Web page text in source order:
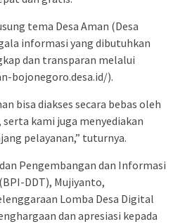
tema Desa Aman (Desa
informasi yang dibutuhkan
dan transparan melalui
bojonegoro.desa.id/).
bisa diakses secara bebas oleh
kami juga menyediakan
pelayanan,” tuturnya.
Pengembangan dan Informasi
DDT), Mujiyanto,
Lomba Desa Digital
dan apresiasi kepada